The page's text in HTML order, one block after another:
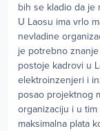
bih se kladio da je
U Laosu ima vrlo
nevladine
je potrebno
postoje kadrovi u
elektroinzenjeri i
posao projektnog
organizaciju i u
maksimalna plata